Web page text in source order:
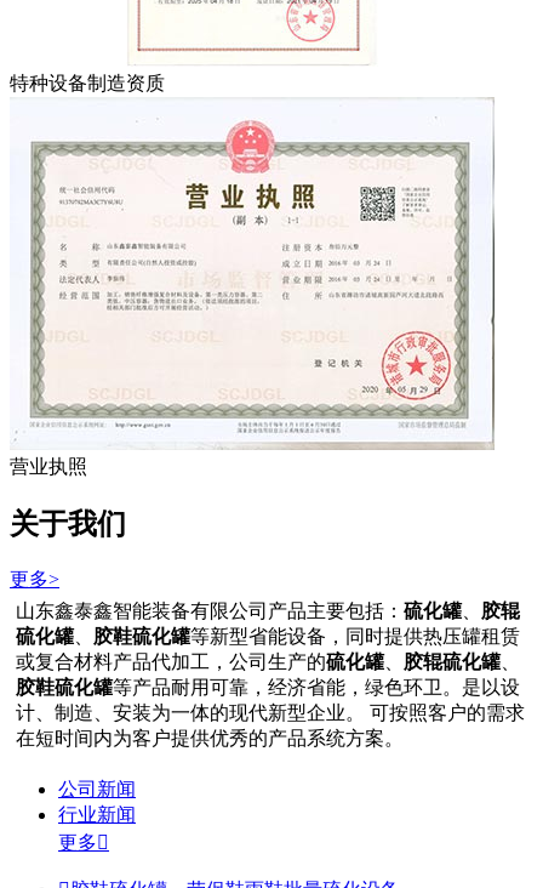
特种设备制造资质
营业执照
关于我们
更多>
山东鑫泰鑫智能装备有限公司产品主要包括： 硫化罐、 胶辊
硫化罐、 胶鞋硫化罐等新型省能设备，同时提供热压罐租赁
或复合材料产品代加工，公司生产的硫化罐、 胶辊硫化罐、
胶鞋硫化罐等产品耐用可靠，经济省能，绿色环卫。是以设
计、制造、安装为一体的现代新型企业。 可按照客户的需求
在短时间内为客户提供优秀的产品系统方案。
公司新闻
行业新闻
更多